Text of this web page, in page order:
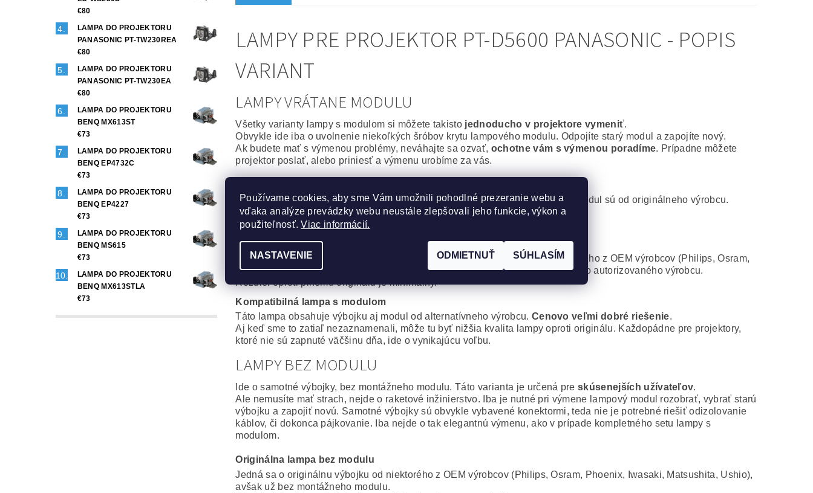
€80
LAMPA DO PROJEKTORU
PANASONIC PT-TW230REA
€80
LAMPA DO PROJEKTORU
PANASONIC PT-TW230EA
€80
LAMPA DO PROJEKTORU
BENQ MX613ST
€73
LAMPA DO PROJEKTORU
BENQ EP4732C
€73
LAMPA DO PROJEKTORU
BENQ EP4227
€73
LAMPA DO PROJEKTORU
BENQ MS615
€73
LAMPA DO PROJEKTORU
BENQ MX613STLA
€73
LAMPY PRE PROJEKTOR PT-D5600 PANASONIC - POPIS
VARIANT
LAMPY VRÁTANE MODULU
Všetky varianty lampy s modulom si môžete takisto jednoducho v projektore vymeniť.
Obvykle ide iba o uvolnenie niekoľkých šróbov krytu lampového modulu. Odpojíte starý modul a zapojíte nový.
Ak budete mať s výmenou problémy, neváhajte sa ozvať, ochotne vám s výmenou poradíme. Prípadne môžete
projektor poslať, alebo priniesť a výmenu urobíme za vás.
To najlepšie, čo môžete svojmu projektoru zaobstarať. Výbojka aj montážny modul sú od originálneho výrobcu.
Projektor bude povýmene ako nový.
Maximálna spoľahlivosť a výdrž bez kompromisov.
Generická lampa vrátane modulu
Veľmi dobré riešenie, za výhodnú cenu. Kvalitná originálna výbojka od niektorého z OEM výrobcov (Philips, Osram,
Phoenix, Iwasaki, Matsushita, Ushio) s montážnym modulom od kompatibilného autorizovaného výrobcu.
Rozdiel oproti plnému originálu je minimálny.
Kompatibilná lampa s modulom
Táto lampa obsahuje výbojku aj modul od alternatívneho výrobcu. Cenovo veľmi dobré riešenie.
Aj keď sme to zatiaľ nezaznamenali, môže tu byť nižšia kvalita lampy oproti originálu. Každopádne pre projektory,
ktoré nie sú zapnuté väčšinu dňa, ide o vynikajúcu voľbu.
LAMPY BEZ MODULU
Ide o samotné výbojky, bez montážneho modulu. Táto varianta je určená preskúsenejších užívateľov.
Ale nemusíte mať strach, nejde o raketové inžinierstvo. Iba je nutné pri výmene lampový modul rozobrať, vybrať starú
výbojku a zapojiť novú. Samotné výbojky sú obvykle vybavené konektormi, teda nie je potrebné riešiť odizolovanie
káblov, či dokonca pájkovanie. Iba nejde o tak elegantnú výmenu, ako v prípade kompletného setu lampy s
modulom.
Originálna lampa bez modulu
Jedná sa o originálnu výbojku od niektorého z OEM výrobcov (Philips, Osram, Phoenix, Iwasaki, Matsushita, Ushio),
avšak už bez montážneho modulu.
Používame cookies, aby sme Vám umožnili pohodlné prezeranie webu a
vďaka analýze prevádzky webu neustále zlepšovali jeho funkcie, výkon a
použiteľnosť.Viac informácií.
NASTAVENIE ODMIETNUŤ SÚHLASÍM